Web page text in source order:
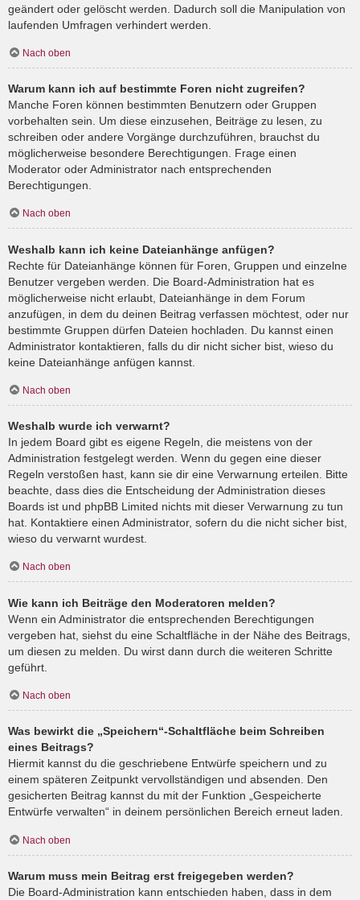
geändert oder gelöscht werden. Dadurch soll die Manipulation von
laufenden Umfragen verhindert werden.
Nach oben
Warum kann ich auf bestimmte Foren nicht zugreifen?
Manche Foren können bestimmten Benutzern oder Gruppen
vorbehalten sein. Um diese einzusehen, Beiträge zu lesen, zu
schreiben oder andere Vorgänge durchzuführen, brauchst du
möglicherweise besondere Berechtigungen. Frage einen
Moderator oder Administrator nach entsprechenden
Berechtigungen.
Nach oben
Weshalb kann ich keine Dateianhänge anfügen?
Rechte für Dateianhänge können für Foren, Gruppen und einzelne
Benutzer vergeben werden. Die Board-Administration hat es
möglicherweise nicht erlaubt, Dateianhänge in dem Forum
anzufügen, in dem du deinen Beitrag verfassen möchtest, oder nur
bestimmte Gruppen dürfen Dateien hochladen. Du kannst einen
Administrator kontaktieren, falls du dir nicht sicher bist, wieso du
keine Dateianhänge anfügen kannst.
Nach oben
Weshalb wurde ich verwarnt?
In jedem Board gibt es eigene Regeln, die meistens von der
Administration festgelegt werden. Wenn du gegen eine dieser
Regeln verstoßen hast, kann sie dir eine Verwarnung erteilen. Bitte
beachte, dass dies die Entscheidung der Administration dieses
Boards ist und phpBB Limited nichts mit dieser Verwarnung zu tun
hat. Kontaktiere einen Administrator, sofern du die nicht sicher bist,
wieso du verwarnt wurdest.
Nach oben
Wie kann ich Beiträge den Moderatoren melden?
Wenn ein Administrator die entsprechenden Berechtigungen
vergeben hat, siehst du eine Schaltfläche in der Nähe des Beitrags,
um diesen zu melden. Du wirst dann durch die weiteren Schritte
geführt.
Nach oben
Was bewirkt die „Speichern“-Schaltfläche beim Schreiben
eines Beitrags?
Hiermit kannst du die geschriebene Entwürfe speichern und zu
einem späteren Zeitpunkt vervollständigen und absenden. Den
gesicherten Beitrag kannst du mit der Funktion „Gespeicherte
Entwürfe verwalten“ in deinem persönlichen Bereich erneut laden.
Nach oben
Warum muss mein Beitrag erst freigegeben werden?
Die Board-Administration kann entschieden haben, dass in dem